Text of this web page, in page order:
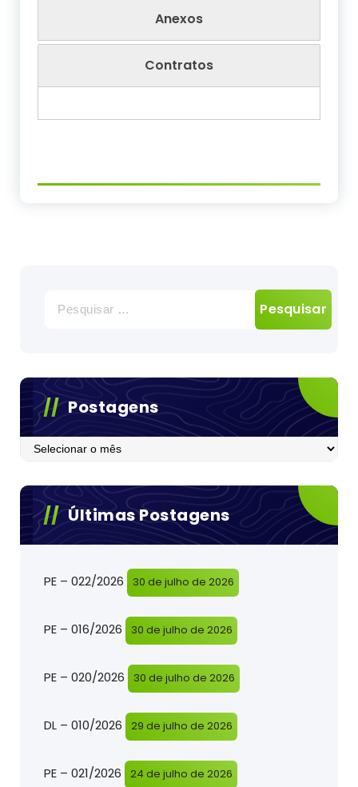
Anexos
Contratos
por:
Postagens
Postagens
Últimas Postagens
PE – 022/2026 30 de julho de 2026
PE – 016/2026 30 de julho de 2026
PE – 020/2026 30 de julho de 2026
DL – 010/2026 29 de julho de 2026
PE – 021/2026 24 de julho de 2026